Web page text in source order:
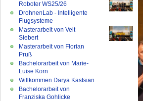
Roboter WS25/26
DrohnenLab - Intelligente
Flugsysteme
Masterarbeit von Veit
Siebert
Masterarbeit von Florian
Pruß
Bachelorarbeit von Marie-
Luise Korn
Willkommen Darya Kastsian
Bachelorarbeit von
Franziska Gohlicke